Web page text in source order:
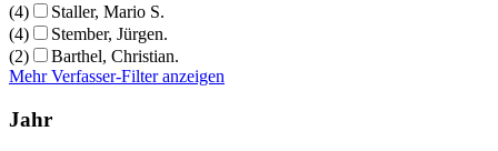
(4)
Staller, Mario S.
(4)
Stember, Jürgen.
(2)
Barthel, Christian.
Mehr Verfasser-Filter anzeigen
Jahr